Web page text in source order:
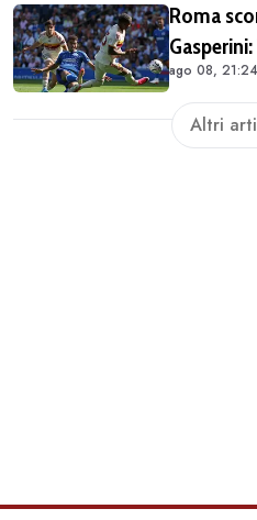
VIDEO)
Roma
il rinnovo
ago 08, 21:24
Altri